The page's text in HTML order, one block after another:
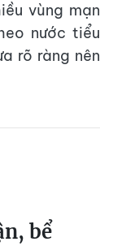
vùng mạn
nước tiểu
rõ ràng nên
bể